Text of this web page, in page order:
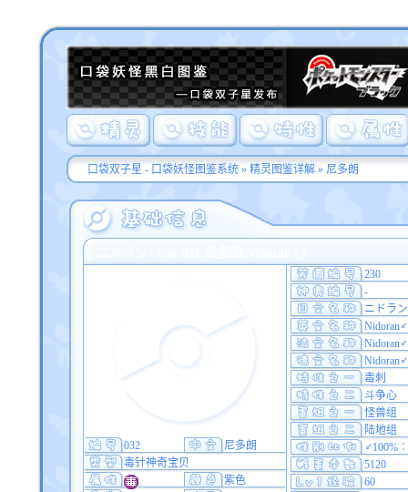
口袋双子星 - 口袋妖怪图鉴系统» 精灵图鉴详解» 尼多朗
230
-
ニドラ
Nidoran♂
Nidoran♂
Nidoran♂
毒刺
斗争心
怪兽组
陆地组
5120
60
032
尼多朗
毒针神奇宝贝
紫色